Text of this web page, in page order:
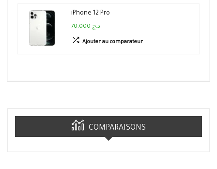
iPhone 12 Pro
70,000 د.ج
Ajouter au comparateur
COMPARAISONS